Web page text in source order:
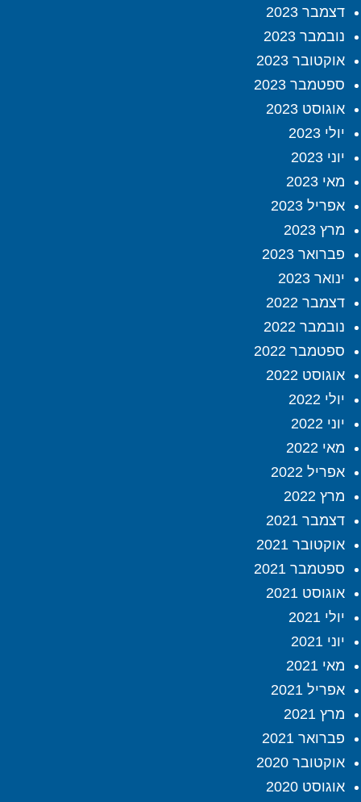
דצמבר 2023
נובמבר 2023
אוקטובר 2023
ספטמבר 2023
אוגוסט 2023
יולי 2023
יוני 2023
מאי 2023
אפריל 2023
מרץ 2023
פברואר 2023
ינואר 2023
דצמבר 2022
נובמבר 2022
ספטמבר 2022
אוגוסט 2022
יולי 2022
יוני 2022
מאי 2022
אפריל 2022
מרץ 2022
דצמבר 2021
אוקטובר 2021
ספטמבר 2021
אוגוסט 2021
יולי 2021
יוני 2021
מאי 2021
אפריל 2021
מרץ 2021
פברואר 2021
אוקטובר 2020
אוגוסט 2020